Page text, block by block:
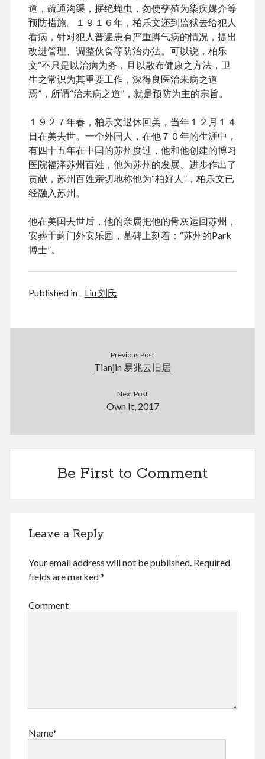
道，疏通沟渠，摒绝蝇虫，勿使孳殖为染疾媒介等
预防措施。１９１６年，柏乐文还到监狱去给犯人
看病，针对犯人普遍患有严重脚气病的情况，提出
改进管理、调整伙食等防治办法。可以说，柏乐
文“不只是以治病为务，且以散布健康之方法，卫
生之常识为其重要工作，深得良医治未病之道
焉”，所谓“治未病之道”，就是预防为主的宗旨。
１９２７年春，柏乐文退休回美，当年１２月１４
日在美去世。一个外国人，在他７０年的生涯中，
有四十五年在中国的苏州度过，他和他创建的博习
医院福泽苏州百姓，他为苏州的发展、进步作出了
贡献，苏州百姓亲切地称他为“柏好人”，柏乐文已
经融入苏州。
他在美国去世后，他的亲属把他的骨灰运回苏州，
安葬于葑门外安乐园，墓碑上刻着：“苏州的Park
博士”。
Published in Liu 刘氏
Previous Post
Tianjin 易兆云旧居
Next Post
Own It, 2017
Be First to Comment
Leave a Reply
Your email address will not be published. Required
fields are marked*
Comment
Name*